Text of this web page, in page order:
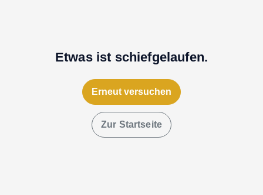
Etwas ist schiefgelaufen.
Erneut versuchen
Zur Startseite